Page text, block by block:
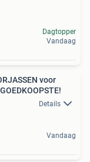
Dagtopper
Vandaag
voor
Details
Vandaag